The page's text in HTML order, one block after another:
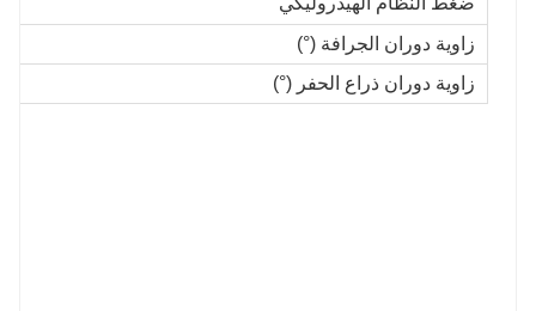
زاوية دوران الجرافة (°)
زاوية دوران ذراع الحفر (°)